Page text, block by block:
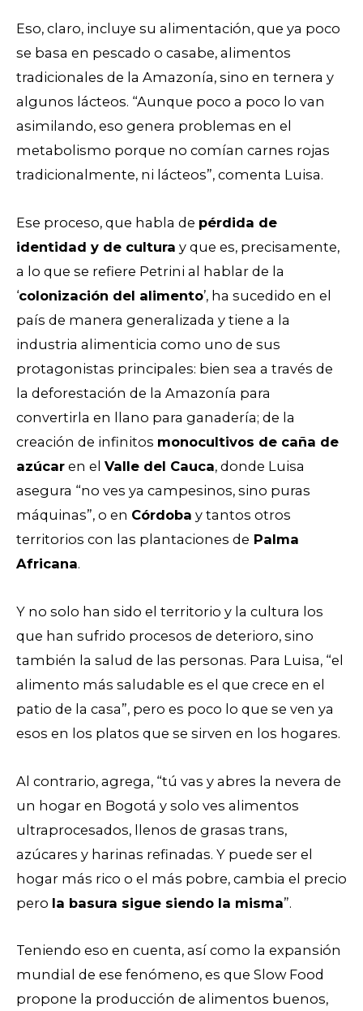
Eso, claro, incluye su alimentación, que ya poco
se basa en pescado o casabe, alimentos
tradicionales de la Amazonía, sino en ternera y
algunos lácteos. “Aunque poco a poco lo van
asimilando, eso genera problemas en el
metabolismo porque no comían carnes rojas
tradicionalmente, ni lácteos”, comenta Luisa.
Ese proceso, que habla de pérdida de
identidad y de cultura y que es, precisamente,
a lo que se refiere Petrini al hablar de la
‘colonización del alimento’, ha sucedido en el
país de manera generalizada y tiene a la
industria alimenticia como uno de sus
protagonistas principales: bien sea a través de
la deforestación de la Amazonía para
convertirla en llano para ganadería; de la
creación de infinitos monocultivos de caña de
azúcar en el Valle del Cauca, donde Luisa
asegura “no ves ya campesinos, sino puras
máquinas”, o en Córdoba y tantos otros
territorios con las plantaciones de Palma
Africana.
Y no solo han sido el territorio y la cultura los
que han sufrido procesos de deterioro, sino
también la salud de las personas. Para Luisa, “el
alimento más saludable es el que crece en el
patio de la casa”, pero es poco lo que se ven ya
esos en los platos que se sirven en los hogares.
Al contrario, agrega, “tú vas y abres la nevera de
un hogar en Bogotá y solo ves alimentos
ultraprocesados, llenos de grasas trans,
azúcares y harinas refinadas. Y puede ser el
hogar más rico o el más pobre, cambia el precio
pero la basura sigue siendo la misma”.
Teniendo eso en cuenta, así como la expansión
mundial de ese fenómeno, es que Slow Food
propone la producción de alimentos buenos,